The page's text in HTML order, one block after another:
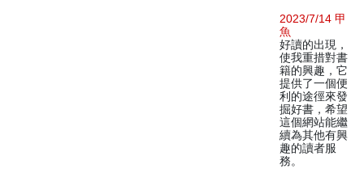
2023/7/14 甲
魚
好讀的出現，
使我重措對書
籍的興趣，它
提供了一個便
利的途徑來發
掘好書，希望
這個網站能繼
續為其他有興
趣的讀者服
務。